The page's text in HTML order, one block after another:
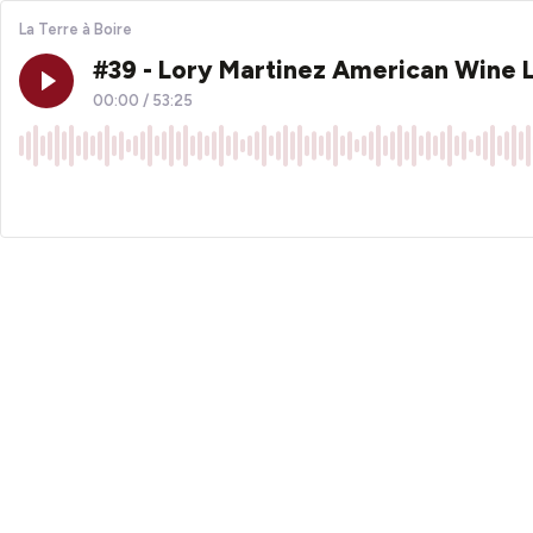
La Terre à Boire
#39 - Lory Martinez American Wine
00:00 / 53:25